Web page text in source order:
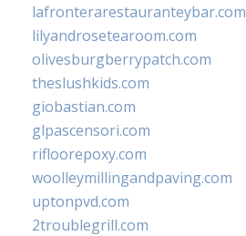
lafronterarestauranteybar.com
lilyandrosetearoom.com
olivesburgberrypatch.com
theslushkids.com
giobastian.com
glpascensori.com
rifloorepoxy.com
woolleymillingandpaving.com
uptonpvd.com
2troublegrill.com